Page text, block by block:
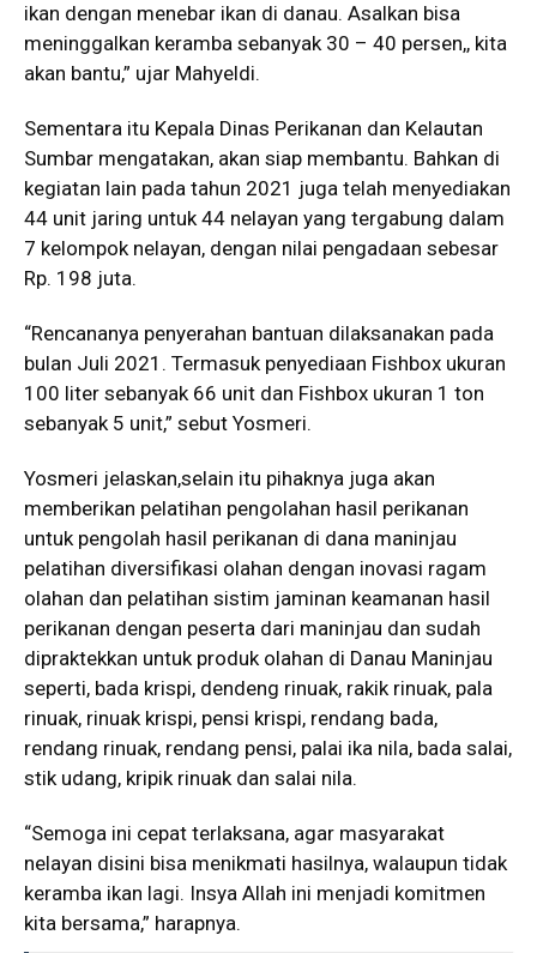
ikan dengan menebar ikan di danau. Asalkan bisa
meninggalkan keramba sebanyak 30 – 40 persen,, kita
akan bantu,” ujar Mahyeldi.
Sementara itu Kepala Dinas Perikanan dan Kelautan
Sumbar mengatakan, akan siap membantu. Bahkan di
kegiatan lain pada tahun 2021 juga telah menyediakan
44 unit jaring untuk 44 nelayan yang tergabung dalam
7 kelompok nelayan, dengan nilai pengadaan sebesar
Rp. 198 juta.
“Rencananya penyerahan bantuan dilaksanakan pada
bulan Juli 2021. Termasuk penyediaan Fishbox ukuran
100 liter sebanyak 66 unit dan Fishbox ukuran 1 ton
sebanyak 5 unit,” sebut Yosmeri.
Yosmeri jelaskan,selain itu pihaknya juga akan
memberikan pelatihan pengolahan hasil perikanan
untuk pengolah hasil perikanan di dana maninjau
pelatihan diversifikasi olahan dengan inovasi ragam
olahan dan pelatihan sistim jaminan keamanan hasil
perikanan dengan peserta dari maninjau dan sudah
dipraktekkan untuk produk olahan di Danau Maninjau
seperti, bada krispi, dendeng rinuak, rakik rinuak, pala
rinuak, rinuak krispi, pensi krispi, rendang bada,
rendang rinuak, rendang pensi, palai ika nila, bada salai,
stik udang, kripik rinuak dan salai nila.
“Semoga ini cepat terlaksana, agar masyarakat
nelayan disini bisa menikmati hasilnya, walaupun tidak
keramba ikan lagi. Insya Allah ini menjadi komitmen
kita bersama,” harapnya.